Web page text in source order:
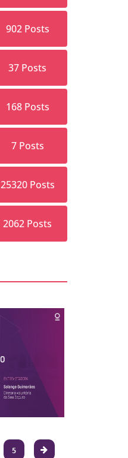
902Posts
37 Posts
168Posts
7Posts
25320Posts
2062 Posts
5